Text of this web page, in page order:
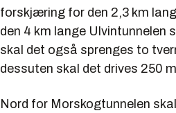
forskjæring for den 2,3 km
den 4 km lange Ulvintunnelen
skal det også sprenges to
dessuten skal det drives 250
Nord for Morskogtunnelen